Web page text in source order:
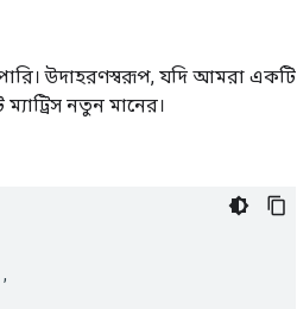
উদাহরণস্বরূপ, যদি আমরা একটি
নতুন মানের।
,